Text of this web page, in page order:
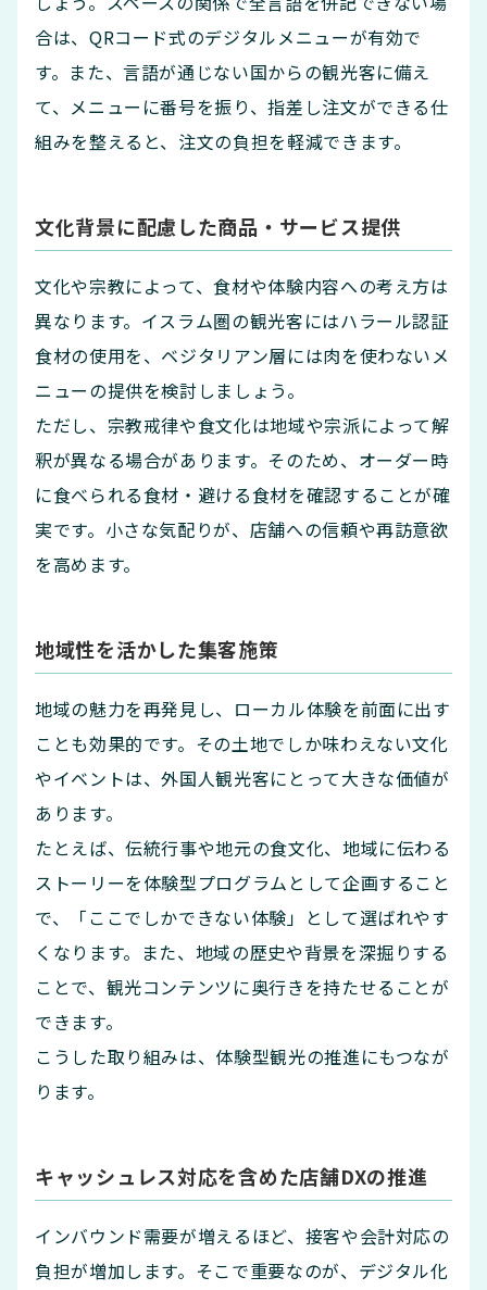
合は、QRコード式のデジタルメニューが有効で
す。また、言語が通じない国からの観光客に備え
て、メニューに番号を振り、指差し注文ができる仕
組みを整えると、注文の負担を軽減できます。
文化背景に配慮した商品・サービス提供
文化や宗教によって、食材や体験内容への考え方は
異なります。イスラム圏の観光客にはハラール認証
食材の使用を、ベジタリアン層には肉を使わないメ
ニューの提供を検討しましょう。
ただし、宗教戒律や食文化は地域や宗派によって解
釈が異なる場合があります。そのため、オーダー時
に食べられる食材・避ける食材を確認することが確
実です。小さな気配りが、店舗への信頼や再訪意欲
を高めます。
地域性を活かした集客施策
地域の魅力を再発見し、ローカル体験を前面に出す
ことも効果的です。その土地でしか味わえない文化
やイベントは、外国人観光客にとって大きな価値が
あります。
たとえば、伝統行事や地元の食文化、地域に伝わる
ストーリーを体験型プログラムとして企画すること
で、「ここでしかできない体験」として選ばれやす
くなります。また、地域の歴史や背景を深掘りする
ことで、観光コンテンツに奥行きを持たせることが
できます。
こうした取り組みは、体験型観光の推進にもつなが
ります。
キャッシュレス対応を含めた店舗DXの推進
インバウンド需要が増えるほど、接客や会計対応の
負担が増加します。そこで重要なのが、デジタル化